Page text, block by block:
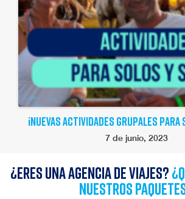
¡NUEVAS ACTIVIDADES GRUPALES PARA
7 de junio, 2023
¿Eres una agencia de viajes?
nuestros